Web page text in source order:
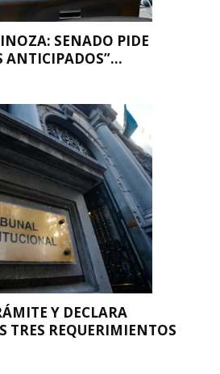
SENADO PIDE
ANTICIPADOS”...
Y DECLARA
TRES REQUERIMIENTOS